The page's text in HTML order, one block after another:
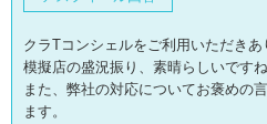
クラTコンシェルをご利用いただき
模擬店の盛況振り、素晴らしいですね
また、弊社の対応についてお褒めの
ます。